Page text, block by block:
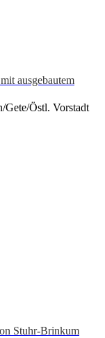
ausgebautem
Gete/Östl. Vorstadt
Stuhr-Brinkum